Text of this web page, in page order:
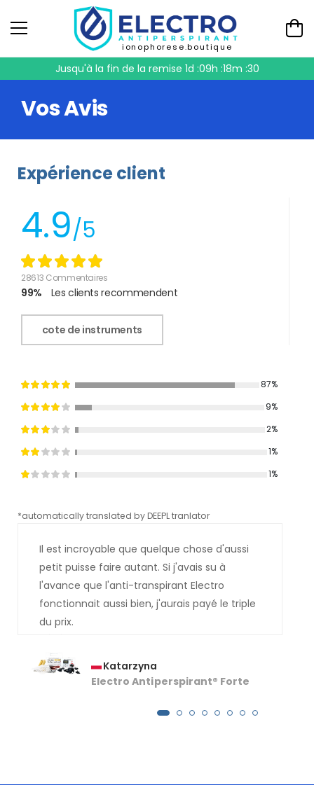
ionophorese.boutique
Jusqu'à la fin de la remise 1d :09h :18m :29
Vos Avis
Expérience client
4.9/5
28613 Commentaires
99% Les clients recommendent
cote de instruments
87%
9%
2%
1%
1%
*automatically translated by DEEPL tranlator
Il est incroyable que quelque chose d'aussi
petit puisse faire autant. Si j'avais su à
l'avance que l'anti-transpirant Electro
fonctionnait aussi bien, j'aurais payé le triple
du prix.
Katarzyna
Electro Antiperspirant® Forte